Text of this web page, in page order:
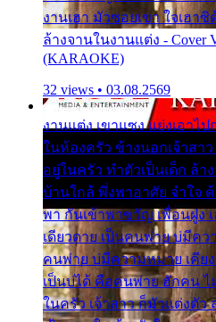
งานเฮา มัวซอยเขา ใจเฮ
ล้างจานในงานแต่ง - Cover
(KARAOKE)
32 views • 03.08.2569
งานแต่ง เขาแซง แย่งเอา
ในห้องครัว ข้างนอกเจ้าสา
อยู่ในครัว ทำตัวเป็นเด็ก ล้า
บ้านใกล้ พึ่งพาอาศัย จำใจ
พา กันเข้าพาขวัญ เพื่อนฝูง
เดียวดาย เป็นคนพ่าย บ่มีคว
คนพ่าย บ่มีความหมาย เคียง
เป็นบ่ได้ คือคนพ่าย ฮักคน
ในครัว เจ้าสาว ก็มัวแต่งตัว